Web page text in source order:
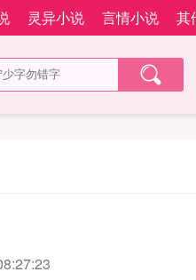
灵异小说 言情小说 其